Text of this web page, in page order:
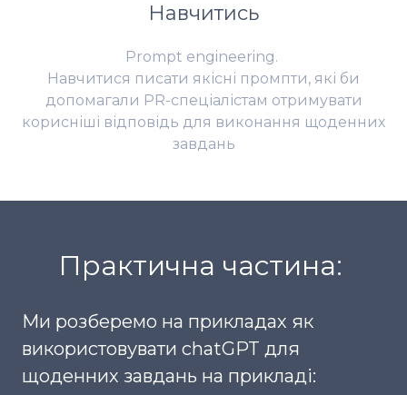
Навчитись
Prompt engineering.
Навчитися писати якісні промпти, які би
допомагали PR-спеціалістам отримувати
корисніші відповідь для виконання щоденних
завдань
Практична частина:
Ми розберемо на прикладах як
використовувати chatGPT для
щоденних завдань на прикладі: